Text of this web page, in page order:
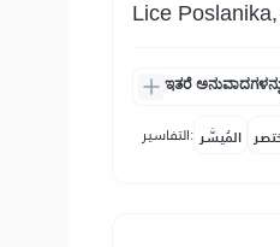
Lice
ಇತರೆ
التفاسير: المُيسَّر